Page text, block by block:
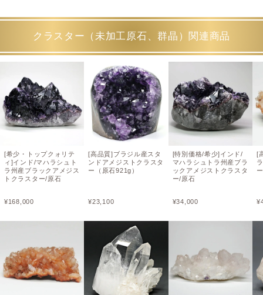
クラスター（未加工原石、群晶）関連商品
[希少・トップクォリテ
ィ]インド/マハラシュト
ラ州産ブラックアメジス
トクラスター/原石
¥168,000
[高品質]ブラジル産スタ
ンドアメジストクラスタ
ー（原石921g）
¥23,100
[特別価格/希少]インド/
マハラシュトラ州産ブラ
ックアメジストクラスタ
ー/原石
¥34,000
[
¥